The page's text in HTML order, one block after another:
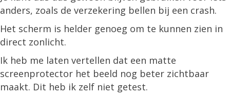
anders, zoals de verzekering bellen bij een crash.
Het scherm is helder genoeg om te kunnen zien in
direct zonlicht.
Ik heb me laten vertellen dat een matte
screenprotector het beeld nog beter zichtbaar
maakt. Dit heb ik zelf niet getest.